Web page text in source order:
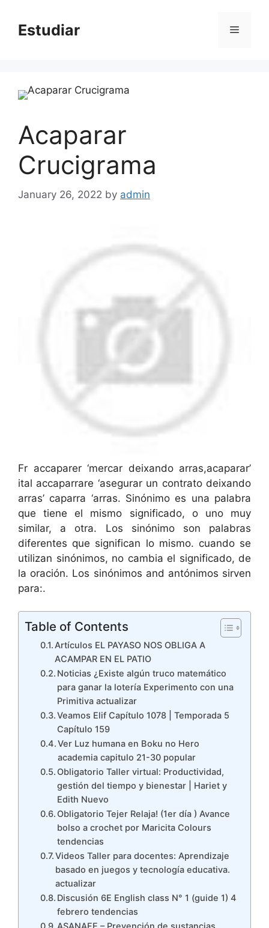
contentEstudiar Menu
Acaparar
Crucigrama
January 26, 2022 by admin
Fr accaparer ‘mercar deixando arras,acaparar’
ital accaparrare ‘asegurar un contrato deixando
arras’ caparra ‘arras. Sinónimo es una palabra
que tiene el mismo significado, o uno muy
similar, a otra. Los sinónimo son palabras
diferentes que significan lo mismo. cuando se
utilizan sinónimos, no cambia el significado, de
la oración. Los sinónimos and antónimos sirven
para:.
Table of Contents
Artículos EL PAYASO NOS OBLIGA A
ACAMPAR EN EL PATIO
Noticias ¿Existe algún truco matemático
para ganar la lotería Experimento con una
Primitiva actualizar
Veamos Elif Capítulo 1078 | Temporada 5
Capítulo 159
Ver Luz humana en Boku no Hero
academia capitulo 21-30 popular
Obligatorio Taller virtual: Productividad,
gestión del tiempo y bienestar | Hariet y
Edith Nuevo
Obligatorio Tejer Relaja! (1er día ) Avance
bolso a crochet por Maricita Colours
tendencias
Videos Taller para docentes: Aprendizaje
basado en juegos y tecnología educativa.
actualizar
Discusión 6E English class N° 1 (guide 1) 4
febrero tendencias